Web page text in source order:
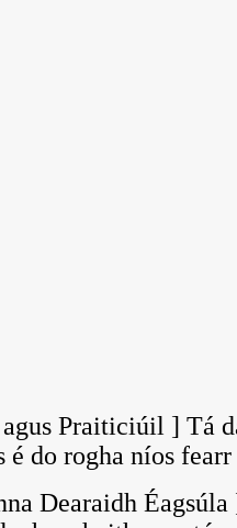
Praiticiúil ] Tá
é do rogha níos
Dearaidh